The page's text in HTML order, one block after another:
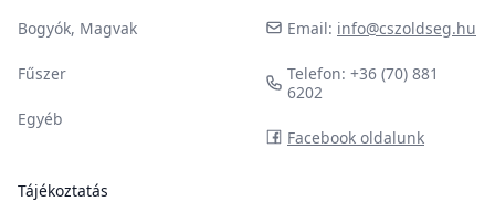
Bogyók, Magvak
Fűszer
Egyéb
Tájékoztatás
Email: info@cszoldseg.hu
Telefon: +36 (70) 881
6202
Facebook oldalunk